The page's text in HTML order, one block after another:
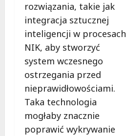
rozwiązania, takie jak
integracja sztucznej
inteligencji w procesach
NIK, aby stworzyć
system wczesnego
ostrzegania przed
nieprawidłowościami.
Taka technologia
mogłaby znacznie
poprawić wykrywanie